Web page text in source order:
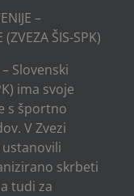
–
(ZVEZA ŠIS-SPK)
Slovenski
ima svoje
s športno
V Zvezi
ustanovili
skrbeti
tudi za